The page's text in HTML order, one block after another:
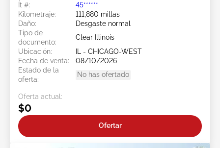
Ít #:
45******
Kilometraje:
111,880 millas
Daño:
Desgaste normal
Tipo de
documento:
Clear Illinois
Ubicación:
IL - CHICAGO-WEST
Fecha de venta:
08/10/2026
Estado de la
oferta:
No has ofertado
Oferta actual:
$0
Ofertar